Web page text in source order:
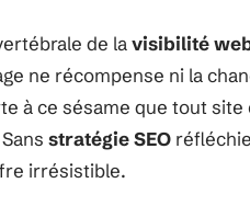
de lavisibilité
ne récompense ni la
à ce sésame que tout
stratégie SEO
irrésistible.